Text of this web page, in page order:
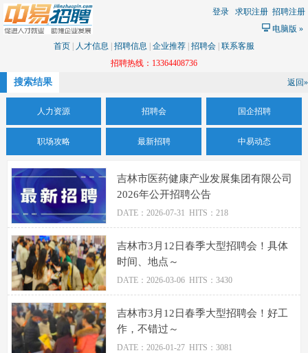
登录 求职注册 招聘注册
电脑版 »
首页
人才信息 招聘信息 企业推荐 招聘会 联系客服
招聘热线：13364408736
返回»
搜索结果
人力资源 招聘会 国企招聘
职场攻略 最新招聘 中易动态
吉林市医药健康产业发展集团有限公司
2026年公开招聘公告
DATE：2026-07-31 HITS：218
吉林市3月12日春季大型招聘会！具体
时间、地点～
DATE：2026-03-06 HITS：3430
吉林市3月12日春季大型招聘会！好工
作，不错过～
DATE：2026-01-27 HITS：3081